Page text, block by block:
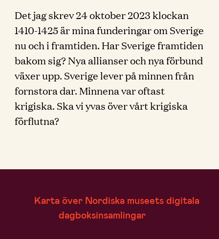
Det jag skrev 24 oktober 2023 klockan
1410-1425 är mina funderingar om Sverige
nu och i framtiden. Har Sverige framtiden
bakom sig? Nya allianser och nya förbund
växer upp. Sverige lever på minnen från
fornstora dar. Minnena var oftast
krigiska. Ska vi yvas över vårt krigiska
förflutna?
Karta över Nordiska museets digitala
dagboksinsamlingar